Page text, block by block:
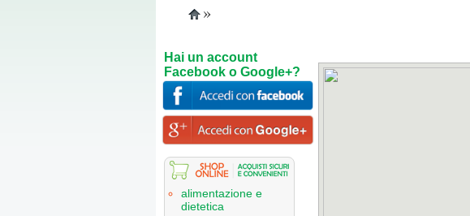
Hai un account
Facebook o Google+?
alimentazione e
dietetica
»